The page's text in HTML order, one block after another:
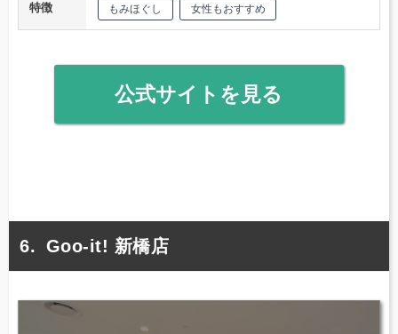
特徴 もみほぐし 女性もおすすめ
公式サイトを見る
Goo-it! 新橋店